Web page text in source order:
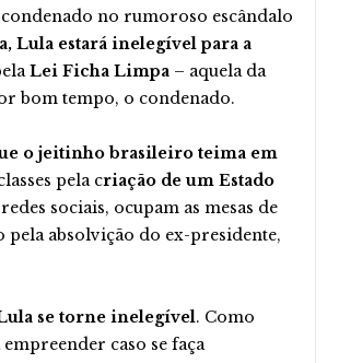
no rumoroso escândalo
Lula estará inelegível para a
Lei Ficha Limpa – aquela da
bom tempo, o condenado.
o jeitinho brasileiro teima em
pela criação de um Estado
sociais, ocupam as mesas de
absolvição do ex-presidente,
se torne inelegível. Como
caso se faça